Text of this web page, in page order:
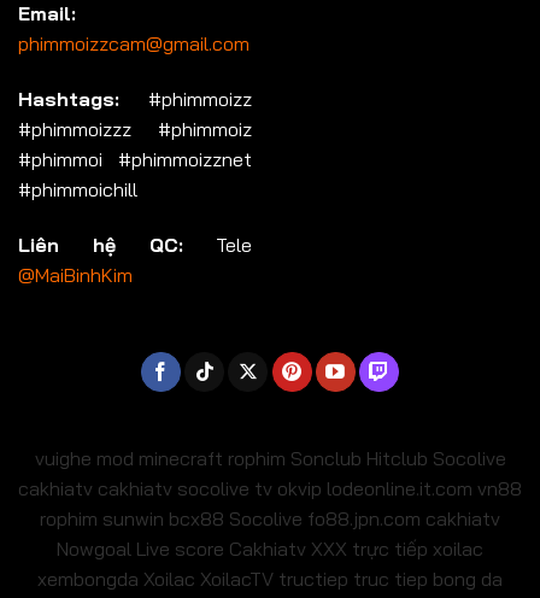
Email:
phimmoizzcam@gmail.com
Hashtags: #phimmoizz
#phimmoizzz #phimmoiz
#phimmoi #phimmoizznet
#phimmoichill
Liên hệ QC: Tele
@MaiBinhKim
vuighe mod minecraft rophim Sonclub Hitclub Socolive
cakhiatv cakhiatv socolive tv okvip lodeonline.it.com vn88
rophim sunwin bcx88 Socolive fo88.jpn.com cakhiatv
Nowgoal Live score Cakhiatv XXX trực tiếp xoilac
xembongda Xoilac XoilacTV tructiep truc tiep bong da